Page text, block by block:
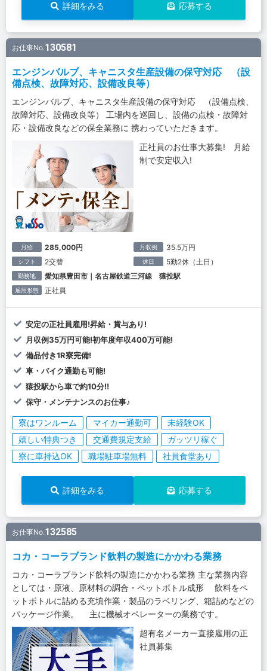
詳細をみる 応募する
お仕事No.130581
エンジンバルブ、キャニスタ生産設備の保守対応 （設
備点検、故障対応、設備改良等）
エンジンバルブ、キャニスタ生産設備の保守対応 （設備点検、
故障対応、設備改良等） 工場内を巡回し、設備の点検・故障対
応・設備改良などの保全業務に 携わっていただきます。
正社員のお仕事大募集! 月給
制で安定収入!
月給 285,000円 月収例 35.5万円
シフト 2交替 休日 5勤2休（土日）
勤務地 愛知県豊田市｜名古屋鉄道三河線 猿投駅
雇用形態 正社員
安定の正社員雇用!昇給・賞与あり!
月収例35万円可能!初年度年収400万可能!
備品付き1R寮完備!
車・バイク通勤も可能!
猿投駅から車で約10分!!
保守・メンテナンスのお仕事♪
寮はワンルーム マイカー通勤可
未経験OK
嬉しい特典つき
交通費規定支給
ガッツリ稼ぐ
寮に車持込OK
職場駐車場無料 社員食堂あり
詳細をみる 応募する
お仕事No.132585
コカ・コーラブランド飲料の製造にかかわる業務
コカ・コーラブランド飲料の製造にかかわる業務 主な業務内容
としては・原液、原材料の調合・ペットボトル成形 飲料をペ
ットボトルに詰める充填作業・製品のラベリング、箱詰めなどの
パッケージ作業。 主に機械オペレーターの業務です。
超有名メーカー直接雇用の正
社員募集